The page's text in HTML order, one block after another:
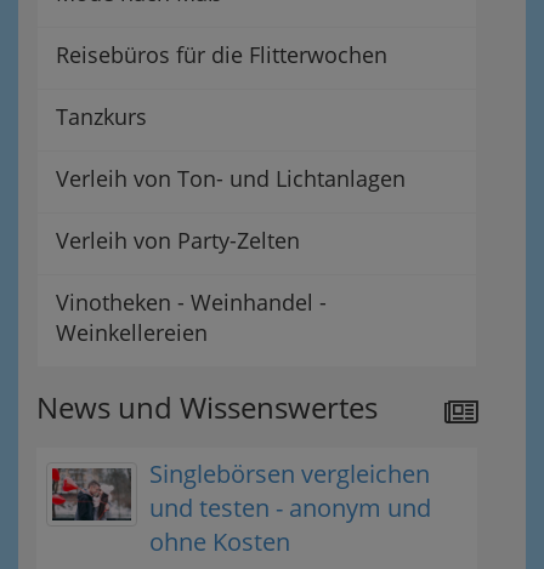
Reisebüros für die Flitterwochen
Tanzkurs
Verleih von Ton- und Lichtanlagen
Verleih von Party-Zelten
Vinotheken - Weinhandel -
Weinkellereien
News und Wissenswertes
Singlebörsen vergleichen
und testen - anonym und
ohne Kosten